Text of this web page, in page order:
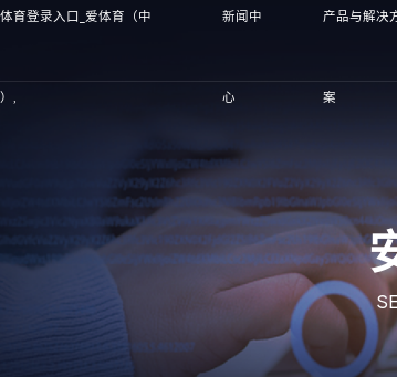
育登录入口_爱体育（中
,
新闻中
心
产品与解决
案